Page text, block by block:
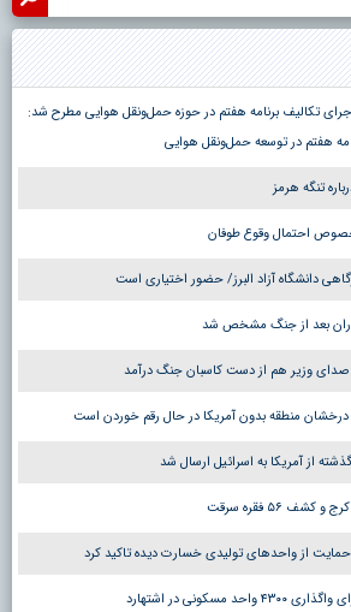
تکالیف برنامه هفتم در حوزه حمل‌ونقل هوایی مطرح شد:
هفتم در توسعه حمل‌ونقل هوایی
تنگه هرمز
احتمال وقوع طوفان
دانشگاه آزاد البرز/ حضور اختیاری است
بعد از جنگ مشخص شد
صدای وزیر هم از دست کاسبان جنگ درآمد
درخشان منطقه بدون آمریکا در حال رقم خوردن است
۵۶ فقره سرقت
و حمایت از واحدهای تولیدی خسارت دیده تاکید کرد
مسکونی در اشتهارد